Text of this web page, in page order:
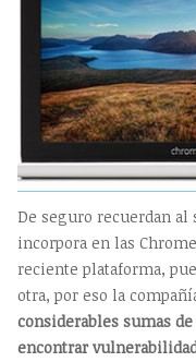
De seguro recuerdan al
incorpora en las
reciente plataforma,
otra, por eso la
considerables sumas
encontrar